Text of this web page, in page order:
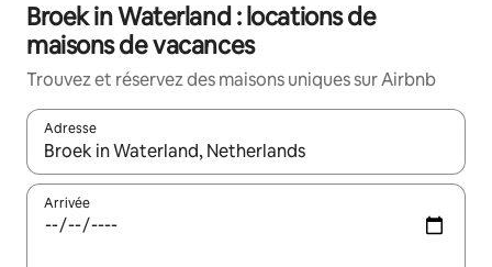
Broek in Waterland : locations de
maisons de vacances
Trouvez et réservez des maisons uniques sur Airbnb
Adresse
Lorsque les résultats s'affichent, utilisez les flèches vers le
Arrivée